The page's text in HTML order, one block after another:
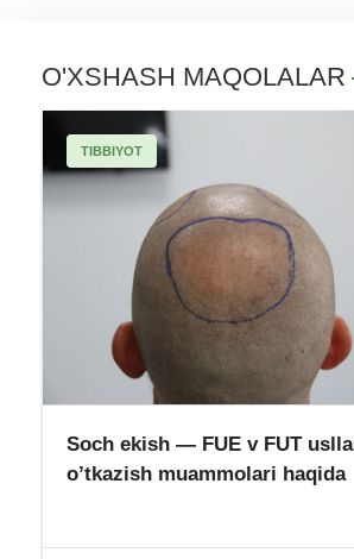
O'XSHASH MAQOLALAR
TIBBIYOT
Soch ekish — FUE v FUT
o’tkazish muammolari haqida